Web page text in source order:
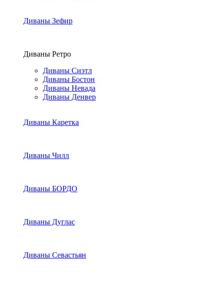
Диваны Зефир
Диваны Ретро
Диваны Сиэтл
Диваны Бостон
Диваны Невада
Диваны Денвер
Диваны Каретка
Диваны Чилл
Диваны БОРДО
Диваны Дуглас
Диваны Севастьян